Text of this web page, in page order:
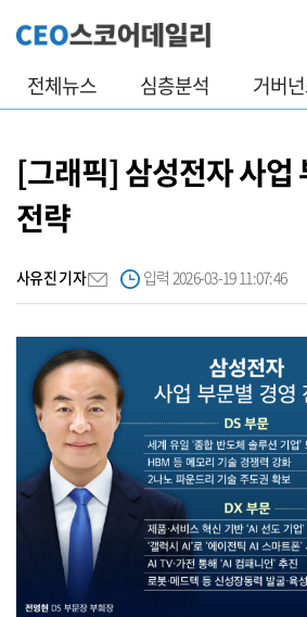
전체뉴스 심층분석 거버
[그래픽] 삼성전자 사업
전략
사유진 기자 입력 2026-03-19 11:07:46